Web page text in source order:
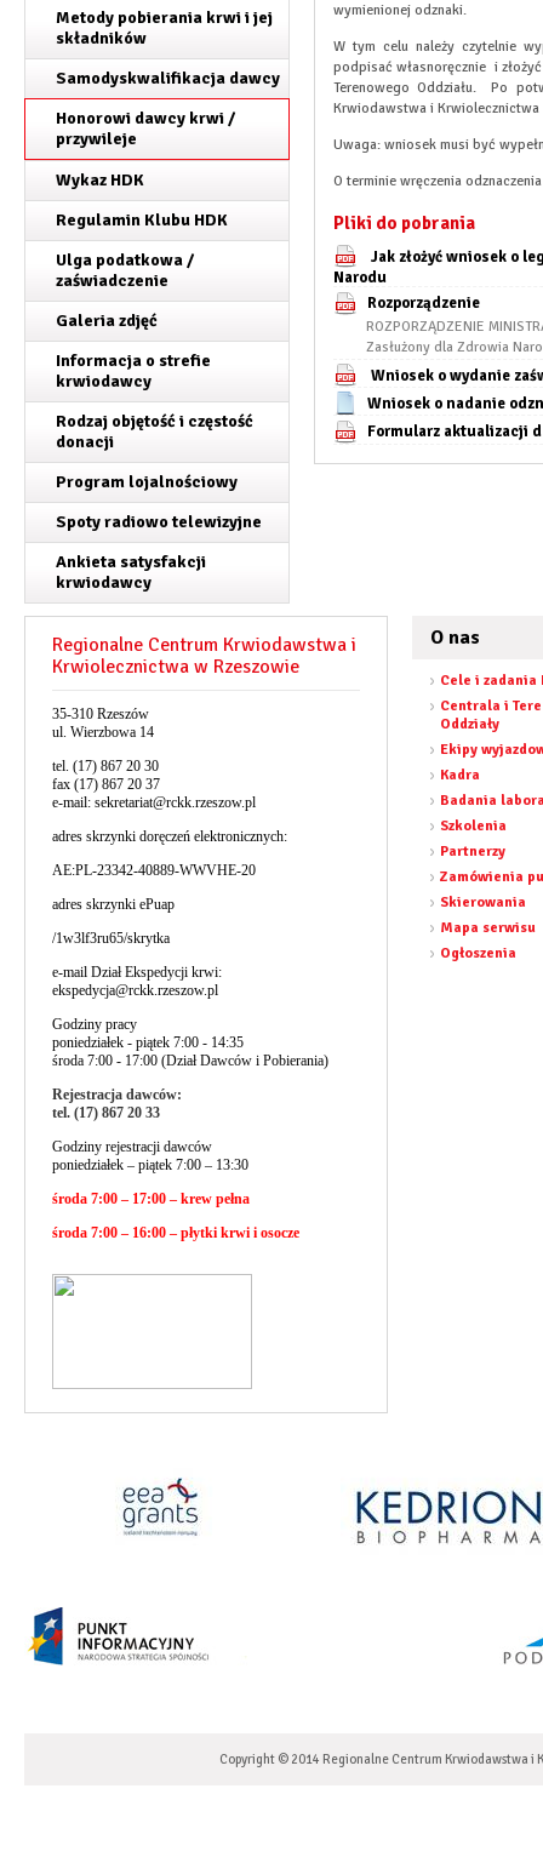
Metody pobierania krwi i jej
składników
Samodyskwalifikacja dawcy
Honorowi dawcy krwi /
przywileje
Wykaz HDK
Regulamin Klubu HDK
Ulga podatkowa /
zaświadczenie
Galeria zdjęć
Informacja o strefie
krwiodawcy
Rodzaj objętość i częstość
donacji
Program lojalnościowy
Spoty radiowo telewizyjne
Ankieta satysfakcji
krwiodawcy
wymienionej odznaki.
W tym celu należy czytelnie
podpisać własnoręcznie i
Terenowego Oddziału. Po
Krwiodawstwa i Krwiolecznictwa
Uwaga: wniosek musi być
O terminie wręczenia
Pliki do pobrania
Jak złożyć wniosek o
Narodu
Rozporządzenie
ROZPORZĄDZENIE
Zasłużony dla Zdrowia
Wniosek o wydanie
Wniosek o nadanie
Formularz aktualizacji
Regionalne Centrum Krwiodawstwa i
Krwiolecznictwa w Rzeszowie
35-310 Rzeszów
ul. Wierzbowa 14
tel. (17) 867 20 30
fax (17) 867 20 37
e-mail: sekretariat@rckk.rzeszow.pl
adres skrzynki doręczeń elektronicznych:
AE:PL-23342-40889-WWVHE-20
adres skrzynki ePuap
/1w3lf3ru65/skrytka
e-mail Dział Ekspedycji krwi:
ekspedycja@rckk.rzeszow.pl
Godziny pracy
poniedziałek - piątek 7:00 - 14:35
środa 7:00 - 17:00 (Dział Dawców i Pobierania)
Rejestracja dawców:
tel. (17) 867 20 33
Godziny rejestracji dawców
poniedziałek – piątek 7:00 – 13:30
środa 7:00 – 17:00 – krew pełna
środa 7:00 – 16:00 – płytki krwi i osocze
O nas
Cele i zadania
Centrala i
Oddziały
Ekipy
Kadra
Badania
Szkolenia
Partnerzy
Zamówienia
Skierowania
Mapa serwisu
Ogłoszenia
Copyright © 2014 Regionalne Centrum Krwiodawstwa